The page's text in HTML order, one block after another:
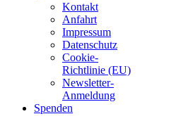
Kontakt
Anfahrt
Impressum
Datenschutz
Cookie-
Richtlinie (EU)
Newsletter-
Anmeldung
Spenden